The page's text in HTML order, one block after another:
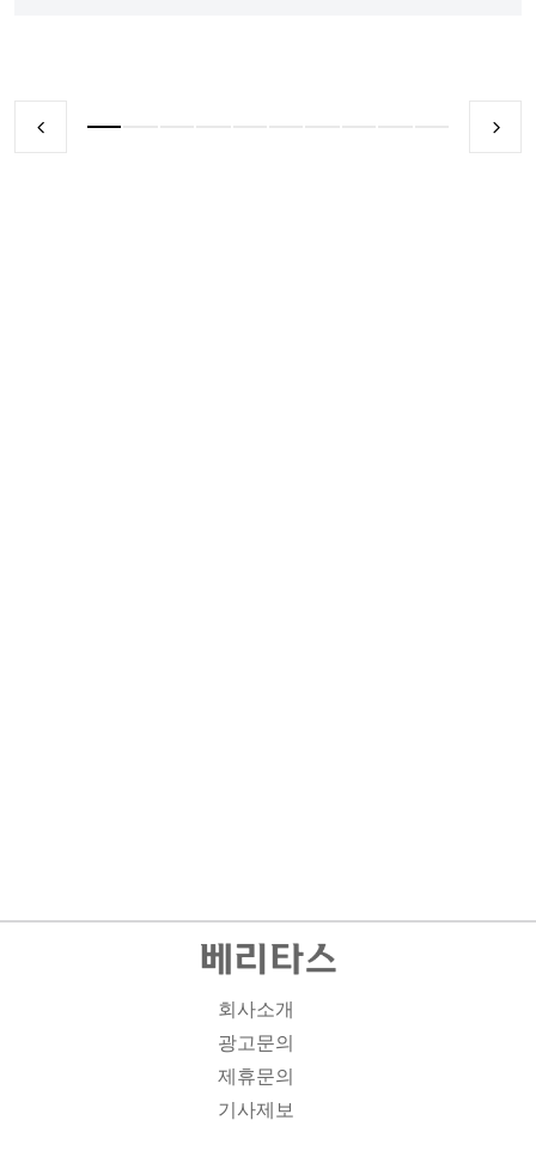
회사소개
광고문의
제휴문의
기사제보